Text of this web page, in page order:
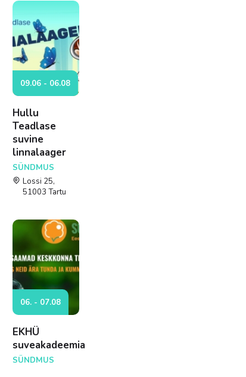
09.06 - 06.08
Hullu
Teadlase
suvine
linnalaager
SÜNDMUS
Lossi 25,
51003 Tartu
06. - 07.08
EKHÜ
suveakadeemia
SÜNDMUS